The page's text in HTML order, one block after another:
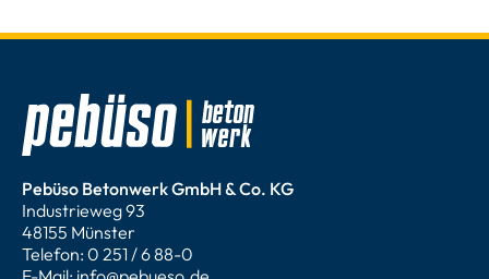
Pebüso Betonwerk GmbH & Co. KG
Industrieweg 93
48155 Münster
Telefon: 0 251 / 6 88-0